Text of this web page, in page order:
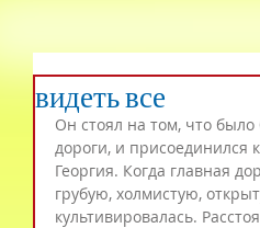
видеть все
Он стоял на том, что
дороги, и присоединился
Георгия. Когда главная
грубую, холмистую,
культивировалась.